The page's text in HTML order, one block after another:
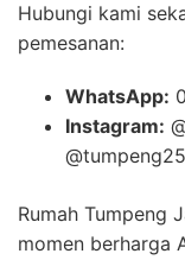
Hubungi kami
pemesanan:
WhatsApp:
Instagram:
Rumah Tumpeng
momen berharga